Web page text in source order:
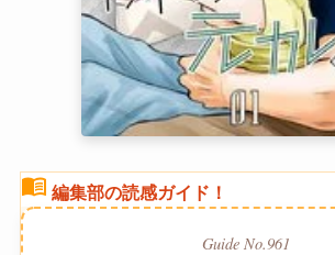
menu_book 編集部の読感ガイド！
Guide No.961